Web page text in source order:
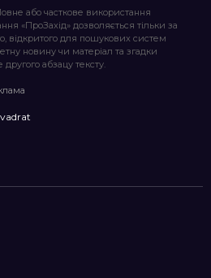
або часткове використання
«ПроЗахід» дозволяється тільки за
відкритого для пошукових систем
новину чи матеріал та згадки
абзацу тексту.